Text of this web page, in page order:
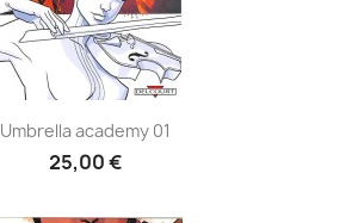
Umbrella academy 01
25,00 €